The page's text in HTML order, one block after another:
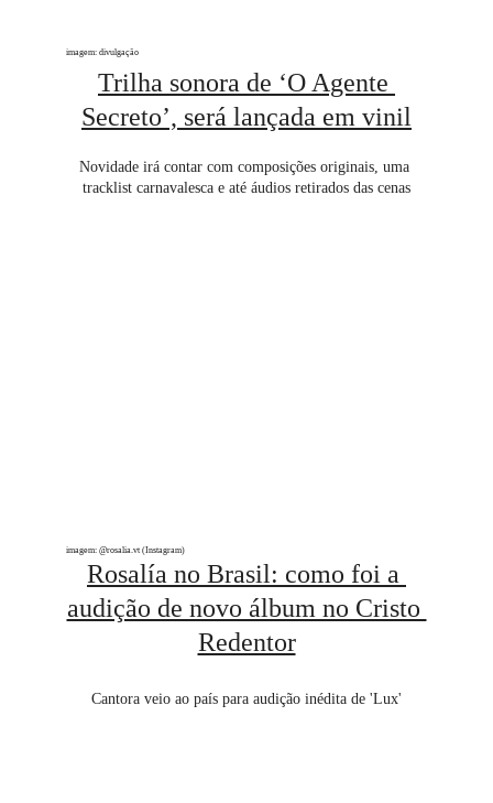
Trilha sonora de ‘O Agente
Secreto’, será lançada em vinil
Rosalía no Brasil: como foi a
audição de novo álbum no Cristo
Redentor
Novidade irá contar com composições originais, uma
tracklist carnavalesca e até áudios retirados das cenas
Cantora veio ao país para audição inédita de 'Lux'
imagem: divulgação
imagem: @rosalia.vt (Instagram)